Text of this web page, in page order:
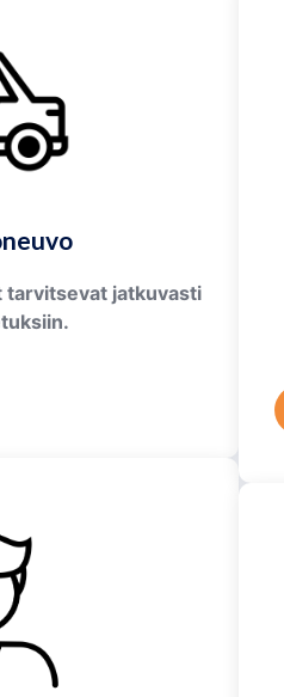
tarvitsevat jatkuvasti